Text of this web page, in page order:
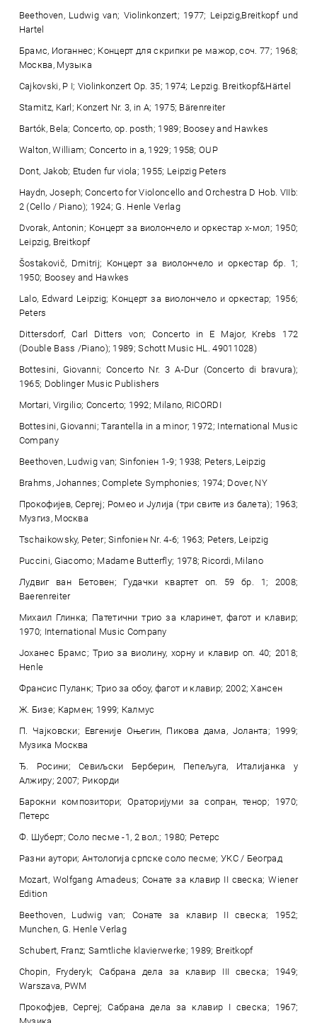
Beethoven, Ludwig van; Violinkonzert; 1977; Leipzig,Breitkopf und
Hartel
Брамс, Иоганнес; Концерт для скрипки ре мажор, соч. 77; 1968;
Москва, Музыка
Cajkovski, P I; Violinkonzert Op. 35; 1974; Lepzig. Breitkopf&Härtel
Stamitz, Karl; Konzert Nr. 3, in A; 1975; Bärenreiter
Bartók, Bela; Concerto, op. posth; 1989; Boosey and Hawkes
Walton, William; Concerto in a, 1929; 1958; OUP
Dont, Jakob; Etuden fur viola; 1955; Leipzig Peters
Haydn, Joseph; Concerto for Violoncello and Orchestra D Hob. VIIb:
2 (Cello / Piano); 1924; G. Henle Verlag
Dvorak, Antonin; Концерт за виолончело и оркестар х-мол; 1950;
Leipzig, Breitkopf
Šostakovič, Dmitrij; Концерт за виолончело и оркестар бр. 1;
1950; Boosey and Hawkes
Lalo, Edward Leipzig; Концерт за виолончело и оркестар; 1956;
Peters
Dittersdorf, Carl Ditters von; Concerto in E Major, Krebs 172
(Double Bass /Piano); 1989; Schott Music HL. 49011028)
Bottesini, Giovanni; Concerto Nr. 3 A-Dur (Concerto di bravura);
1965; Doblinger Music Publishers
Mortari, Virgilio; Concerto; 1992; Milano, RICORDI
Bottesini, Giovanni; Tarantella in a minor; 1972; International Music
Company
Beethoven, Ludwig van; Sinfonieн 1-9; 1938; Peters, Leipzig
Brahms, Johannes; Complete Symphonies; 1974; Dover, NY
Прокофијев, Сергеј; Ромео и Јулија (три свите из балета); 1963;
Музгиз, Москва
Tschaikowsky, Peter; Sinfonieн Nr. 4-6; 1963; Peters, Leipzig
Puccini, Giacomo; Madame Butterfly; 1978; Ricordi, Milano
Лудвиг ван Бетовен; Гудачки квартет оп. 59 бр. 1; 2008;
Baerenreiter
Михаил Глинка; Патетични трио за кларинет, фагот и клавир;
1970; International Music Company
Јоханес Брамс; Трио за виолину, хорну и клавир оп. 40; 2018;
Henle
Франсис Пуланк; Трио за обоу, фагот и клавир; 2002; Хансен
Ж. Бизе; Кармен; 1999; Калмус
П. Чајковски; Евгеније Оњегин, Пикова дама, Јоланта; 1999;
Музика Москва
Ђ. Росини; Севиљски Берберин, Пепељуга, Италијанка у
Алжиру; 2007; Рикорди
Барокни композитори; Ораторијуми за сопран, тенор; 1970;
Петерс
Ф. Шуберт; Соло песме -1, 2 вол.; 1980; Ретерс
Разни аутори; Антологија српске соло песме; УКС / Београд
Mozart, Wolfgang Amadeus; Сонате за клавир II свеска; Wiener
Edition
Beethoven, Ludwig van; Сонате за клавир II свеска; 1952;
Munchen, G. Henle Verlag
Schubert, Franz; Samtliche klavierwerke; 1989; Breitkopf
Chopin, Fryderyk; Сабрана дела за клавир III свеска; 1949;
Warszava, PWM
Прокофјев, Сергеј; Сабрана дела за клавир I свеска; 1967;